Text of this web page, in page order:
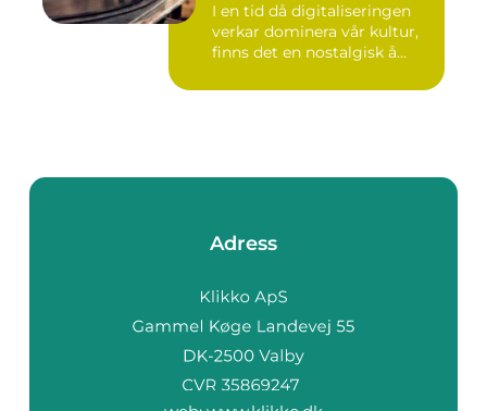
I en tid då digitaliseringen
verkar dominera vår kultur,
finns det en nostalgisk å...
Adress